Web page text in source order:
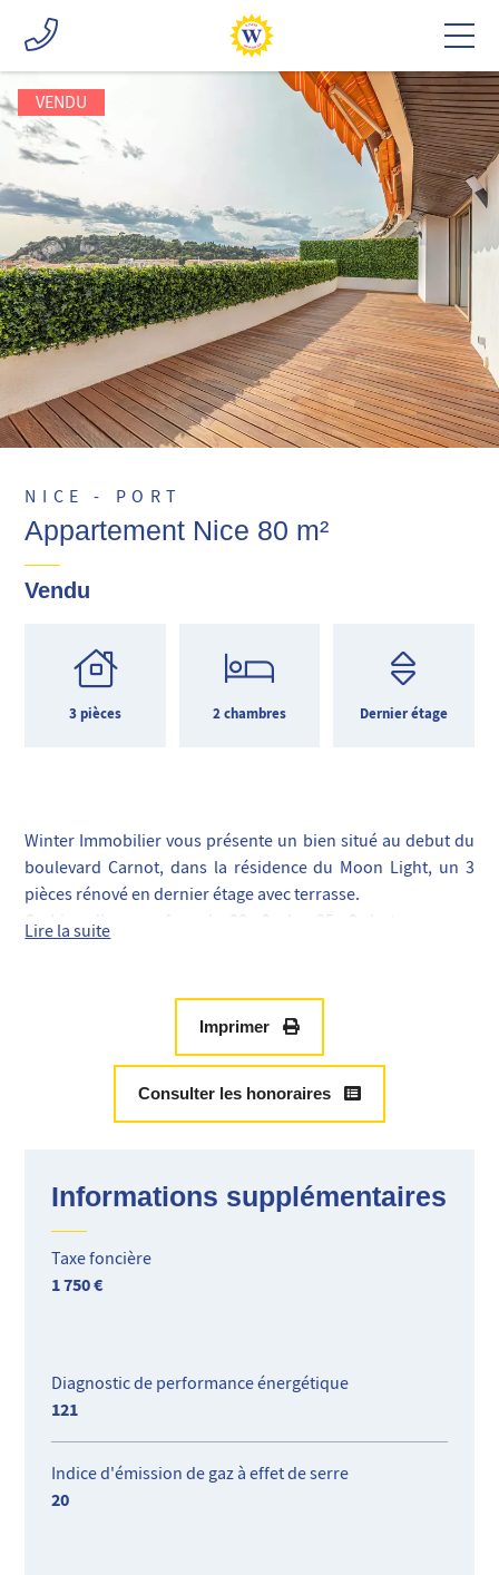
VENDU
NICE - PORT
Appartement Nice 80 m²
Vendu
3 pièces 2 chambres Dernier étage
Winter Immobilier vous présente un bien situé au debut du
boulevard Carnot, dans la résidence du Moon Light, un 3
pièces rénové en dernier étage avec terrasse.
Ce bien d'une surface de 80m2 plus 35m2 de terrasse se
cave et un parking en sous-sol.
Ce bien a fait l'objet d'une rénovation importante avec des
matériaux de qualité.
Lire la suite
Imprimer
Consulter les honoraires
Informations supplémentaires
Taxe foncière
1 750 €
Diagnostic de performance énergétique
121
Indice d'émission de gaz à effet de serre
20